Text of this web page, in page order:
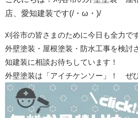
店、愛知建装です(/・ω・)/
刈谷市の皆さまのために今日も全力で
外壁塗装・屋根塗装・防水工事を検討
知建装に相談お待ちしています！
外壁塗装は「アイチケンソー」！ ぜ